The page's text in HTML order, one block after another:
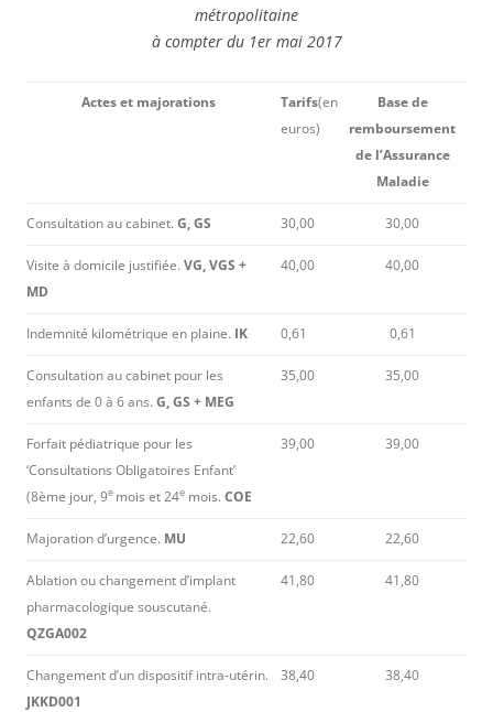
métropolitaine
à compter du 1er mai 2017
Actes et majorations Tarifs(en
euros)
Base de
remboursement
de l’Assurance
Maladie
Consultation au cabinet. G, GS 30,00 30,00
Visite à domicile justifiée. VG, VGS +
MD
40,00 40,00
Indemnité kilométrique en plaine. IK 0,61 0,61
Consultation au cabinet pour les
enfants de 0 à 6 ans. G, GS + MEG
35,00 35,00
Forfait pédiatrique pour les
‘Consultations Obligatoires Enfant’
(8ème jour, 9e mois et 24e mois. COE
39,00 39,00
Majoration d’urgence. MU 22,60 22,60
Ablation ou changement d’implant
pharmacologique souscutané.
QZGA002
41,80 41,80
Changement d’un dispositif intra-utérin.
JKKD001
38,40 38,40